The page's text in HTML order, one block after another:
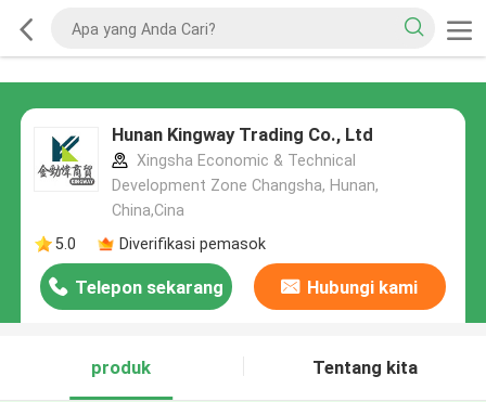
Hunan Kingway Trading Co., Ltd
Xingsha Economic & Technical
Development Zone Changsha, Hunan,
China,Cina
5.0
Diverifikasi pemasok
Telepon sekarang Hubungi kami
produk Tentang kita